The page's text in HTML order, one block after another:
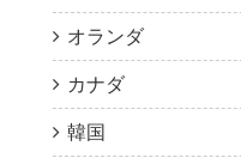
オランダ
カナダ
韓国